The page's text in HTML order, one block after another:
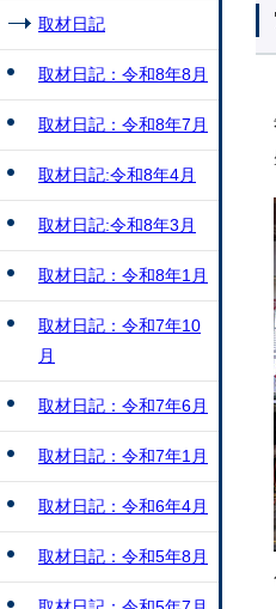
取材日記
取材日記：令和8年8月
取材日記：令和8年7月
取材日記:令和8年4月
取材日記:令和8年3月
取材日記：令和8年1月
取材日記：令和7年10
月
取材日記：令和7年6月
取材日記：令和7年1月
取材日記：令和6年4月
取材日記：令和5年8月